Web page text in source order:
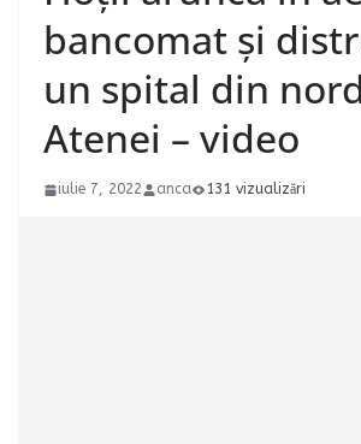
bancomat și
un spital din
Atenei – video
iulie 7, 2022 anca 131 vizualizări